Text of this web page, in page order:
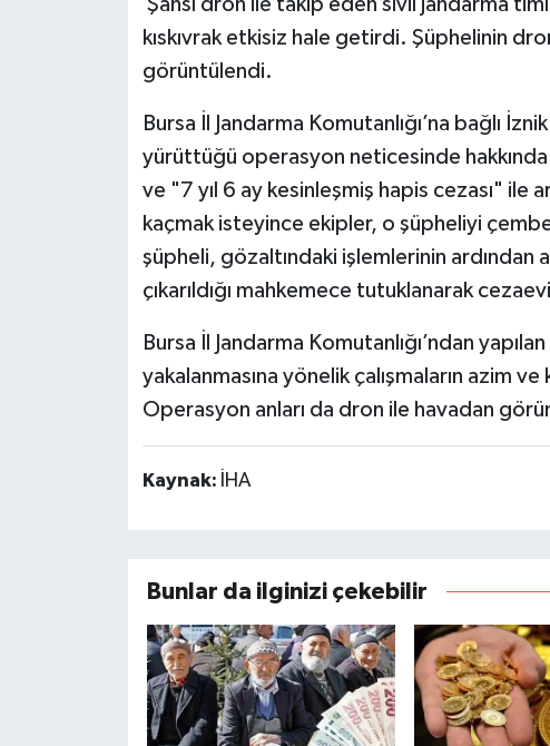
Şahsı dron ile takip eden sivil jandarma
kıskıvrak etkisiz hale getirdi. Şüphelinin
görüntülendi.
Bursa İl Jandarma Komutanlığı’na bağlı
yürüttüğü operasyon neticesinde hakkında
ve "7 yıl 6 ay kesinleşmiş hapis cezası" ile
kaçmak isteyince ekipler, o şüpheliyi
şüpheli, gözaltındaki işlemlerinin
çıkarıldığı mahkemece tutuklanarak
Bursa İl Jandarma Komutanlığı’ndan
yakalanmasına yönelik çalışmaların azim
Operasyon anları da dron ile havadan
Kaynak: İHA
Bunlar da ilginizi çekebilir